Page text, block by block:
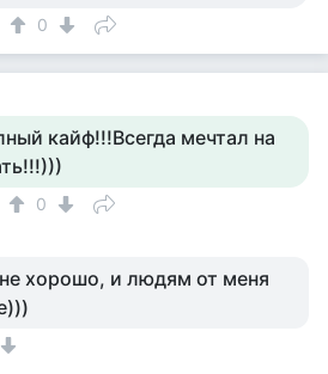
0
кайф!!!Всегда мечтал на
0
хорошо, и людям от меня